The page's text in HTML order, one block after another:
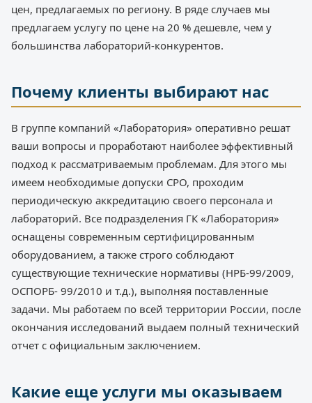
цен, предлагаемых по региону. В ряде случаев мы
предлагаем услугу по цене на 20 % дешевле, чем у
большинства лабораторий-конкурентов.
Почему клиенты выбирают нас
В группе компаний «Лаборатория» оперативно решат
ваши вопросы и проработают наиболее эффективный
подход к рассматриваемым проблемам. Для этого мы
имеем необходимые допуски СРО, проходим
периодическую аккредитацию своего персонала и
лабораторий. Все подразделения ГК «Лаборатория»
оснащены современным сертифицированным
оборудованием, а также строго соблюдают
существующие технические нормативы (НРБ-99/2009,
ОСПОРБ- 99/2010 и т.д.), выполняя поставленные
задачи. Мы работаем по всей территории России, после
окончания исследований выдаем полный технический
отчет с официальным заключением.
Какие еще услуги мы оказываем